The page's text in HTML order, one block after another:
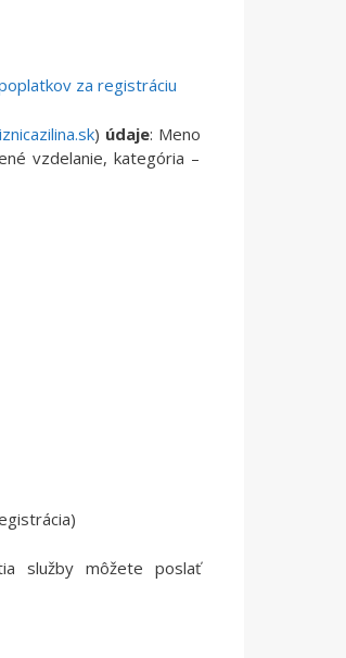
za registráciu
) údaje: Meno
vzdelanie, kategória –
služby môžete poslať